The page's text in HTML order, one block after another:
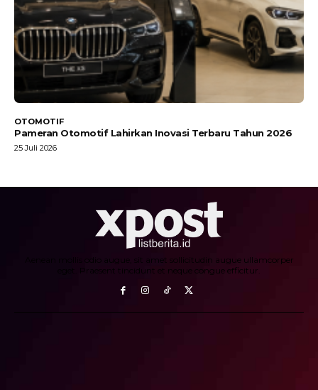
OTOMOTIF
Pameran Otomotif Lahirkan Inovasi Terbaru Tahun 2026
25 Juli 2026
Aenean mollis odio augue, sit amet sollicitudin augue ullamcorper
eget. Praesent tincidunt et neque congue efficitur.